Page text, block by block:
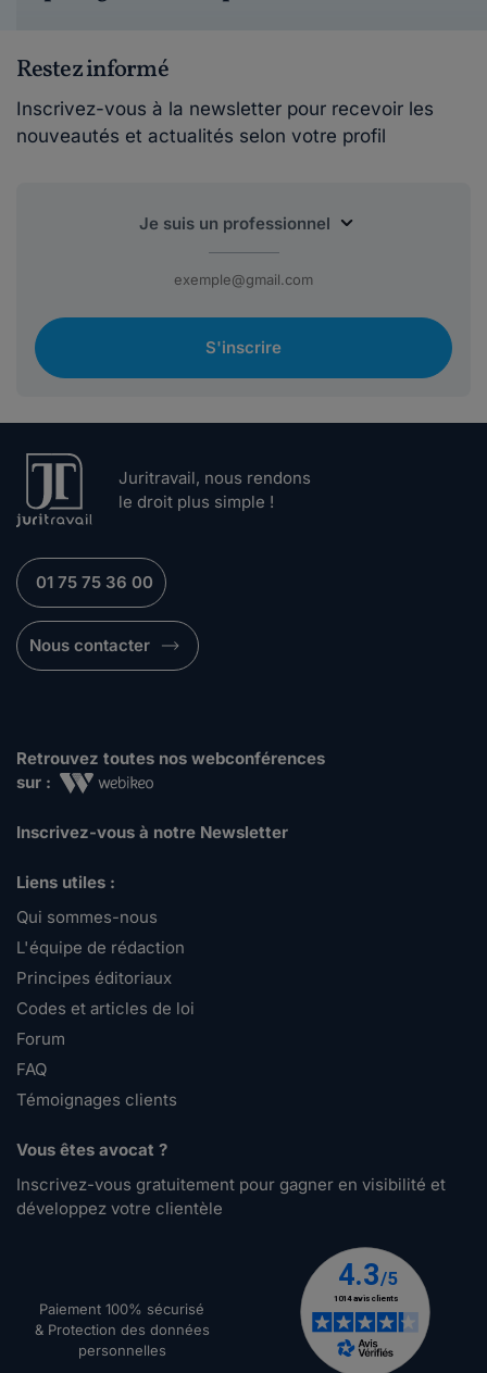
Restez informé
Inscrivez-vous à la newsletter pour recevoir les
nouveautés et actualités selon votre profil
S'inscrire
Juritravail, nous rendons
le droit plus simple !
01 75 75 36 00
Nous contacter
Retrouvez toutes nos webconférences
sur :
Inscrivez-vous à notre Newsletter
Liens utiles :
Qui sommes-nous
L'équipe de rédaction
Principes éditoriaux
Codes et articles de loi
Forum
FAQ
Témoignages clients
Vous êtes avocat ?
Inscrivez-vous gratuitement pour gagner en visibilité et
développez votre clientèle
Paiement 100% sécurisé
& Protection des données
personnelles